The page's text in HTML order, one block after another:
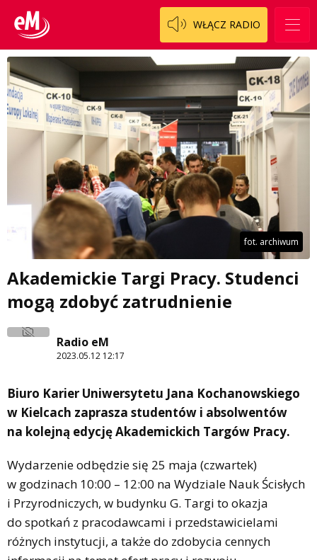
WŁĄCZ RADIO
fot. archiwum
Akademickie Targi Pracy. Studenci
mogą zdobyć zatrudnienie
Radio eM
2023.05.12 12:17
Biuro Karier Uniwersytetu Jana Kochanowskiego
w Kielcach zaprasza studentów i absolwentów
na kolejną edycję Akademickich Targów Pracy.
Wydarzenie odbędzie się 25 maja (czwartek)
w godzinach 10:00 – 12:00 na Wydziale Nauk Ścisłych
i Przyrodniczych, w budynku G. Targi to okazja
do spotkań z pracodawcami i przedstawicielami
różnych instytucji, a także do zdobycia cennych